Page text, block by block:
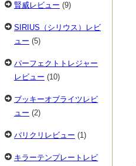
賢威レビュー (9)
SIRIUS（シリウス）レビ
ュー (5)
パーフェクトトレジャー
レビュー (10)
ブッキーオブライツレビ
ュー (2)
バリクリレビュー (1)
キラーテンプレートレビ